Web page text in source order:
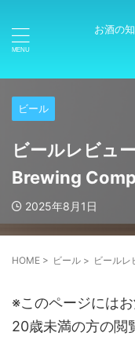
お酒の
ビール
ビールレビュ
Brewing
2025年8月1日
HOME > ビール > ビール
※このページには
20歳未満の方の閲